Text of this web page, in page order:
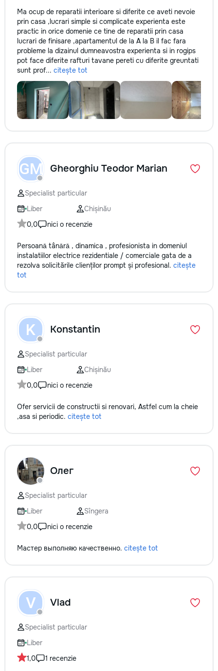
Ma ocup de reparatii interioare si diferite ce aveti nevoie
prin casa ,lucrari simple si complicate experienta este
practic in orice domenie ce tine de reparatii prin casa
lucrari de finisare ,apartamentul de la A la B il fac fara
probleme la dizainul dumneavostra experienta si in rogips
pot face diferite rafturi tavane pereti cu diferite greuntati
sunt prof... citește tot
GM Gheorghiu Teodor Marian
Specialist particular
Liber
Chișinău
0,0
nici o recenzie
Persoanā tânārā , dinamica , profesionista in domeniul
instalatiilor electrice rezidentiale / comerciale gata de a
rezolva solicitările clienților prompt și profesional. citește
tot
K Konstantin
Specialist particular
Liber
Chișinău
0,0
nici o recenzie
Ofer servicii de constructii si renovari, Astfel cum la cheie
,asa si periodic. citește tot
Олег
Specialist particular
Liber
Sîngera
0,0
nici o recenzie
Мастер выполняю качественно. citește tot
V Vlad
Specialist particular
Liber
1,0
1 recenzie